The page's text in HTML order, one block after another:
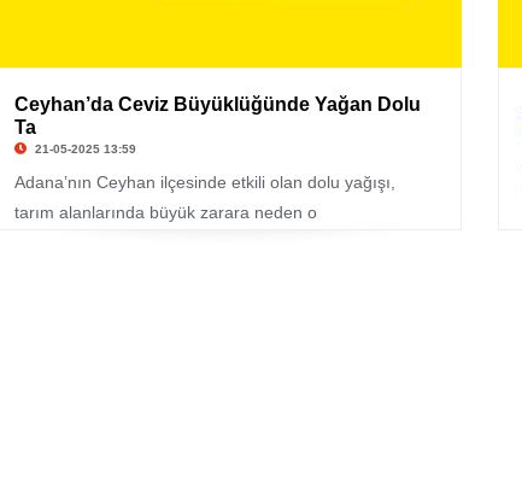
Ceyhan’da Ceviz Büyüklüğünde Yağan Dolu
Ta
21-05-2025 13:59
Adana’nın Ceyhan ilçesinde etkili olan dolu yağışı,
tarım alanlarında büyük zarara neden o